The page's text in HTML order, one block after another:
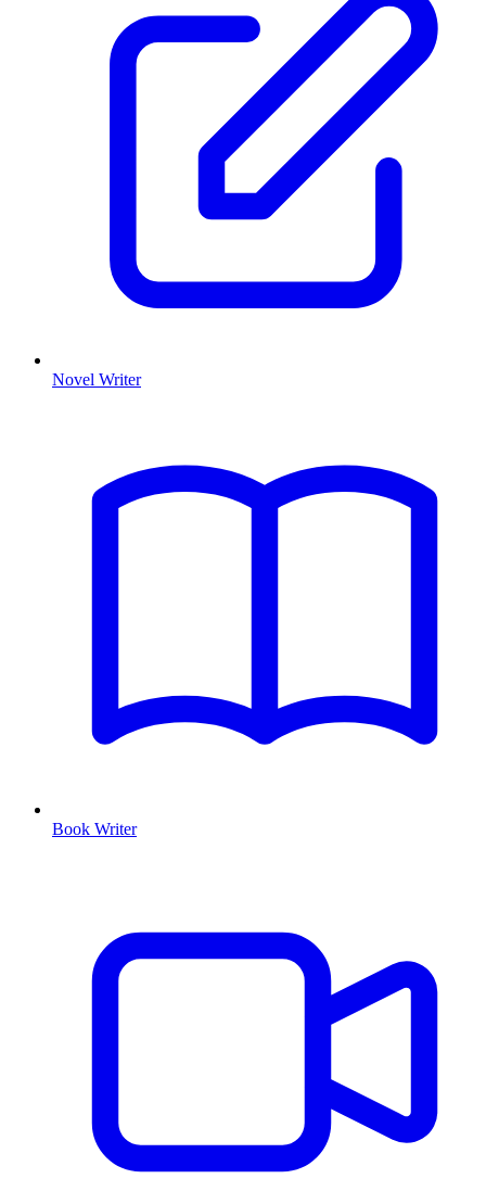
Novel Writer
Book Writer